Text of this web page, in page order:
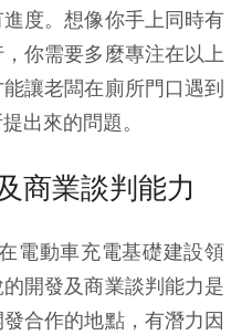
度。想像你手上同時有
你需要多麼專注在以上
讓老闆在廁所門口遇到
出來的問題。
商業談判能力
動車充電基礎建設領
開發及商業談判能⼒是
合作的地點，有潛力因